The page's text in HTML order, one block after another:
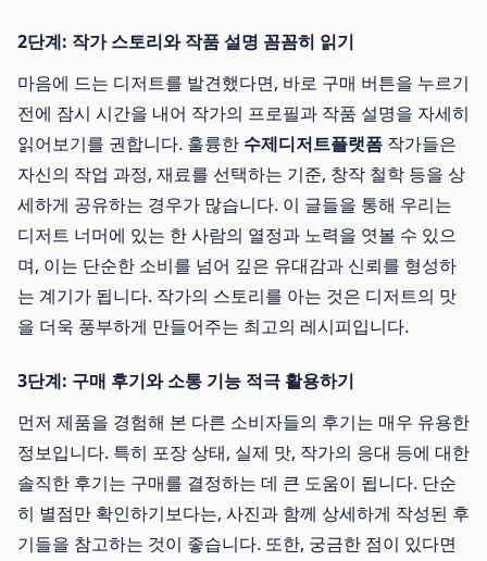
2단계: 작가 스토리와 작품 설명 꼼꼼히 읽기
마음에 드는 디저트를 발견했다면, 바로 구매 버튼을 누르기
전에 잠시 시간을 내어 작가의 프로필과 작품 설명을 자세히
읽어보기를 권합니다. 훌륭한 수제디저트플랫폼 작가들은
자신의 작업 과정, 재료를 선택하는 기준, 창작 철학 등을 상
세하게 공유하는 경우가 많습니다. 이 글들을 통해 우리는
디저트 너머에 있는 한 사람의 열정과 노력을 엿볼 수 있으
며, 이는 단순한 소비를 넘어 깊은 유대감과 신뢰를 형성하
는 계기가 됩니다. 작가의 스토리를 아는 것은 디저트의 맛
을 더욱 풍부하게 만들어주는 최고의 레시피입니다.
3단계: 구매 후기와 소통 기능 적극 활용하기
먼저 제품을 경험해 본 다른 소비자들의 후기는 매우 유용한
정보입니다. 특히 포장 상태, 실제 맛, 작가의 응대 등에 대한
솔직한 후기는 구매를 결정하는 데 큰 도움이 됩니다. 단순
히 별점만 확인하기보다는, 사진과 함께 상세하게 작성된 후
기들을 참고하는 것이 좋습니다. 또한, 궁금한 점이 있다면